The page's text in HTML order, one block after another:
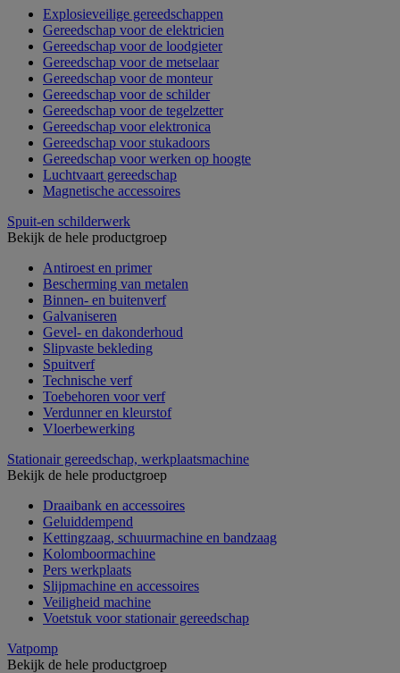
Explosieveilige gereedschappen
Gereedschap voor de elektricien
Gereedschap voor de loodgieter
Gereedschap voor de metselaar
Gereedschap voor de monteur
Gereedschap voor de schilder
Gereedschap voor de tegelzetter
Gereedschap voor elektronica
Gereedschap voor stukadoors
Gereedschap voor werken op hoogte
Luchtvaart gereedschap
Magnetische accessoires
Spuit-en schilderwerk
Bekijk de hele productgroep
Antiroest en primer
Bescherming van metalen
Binnen- en buitenverf
Galvaniseren
Gevel- en dakonderhoud
Slipvaste bekleding
Spuitverf
Technische verf
Toebehoren voor verf
Verdunner en kleurstof
Vloerbewerking
Stationair gereedschap, werkplaatsmachine
Bekijk de hele productgroep
Draaibank en accessoires
Geluiddempend
Kettingzaag, schuurmachine en bandzaag
Kolomboormachine
Pers werkplaats
Slijpmachine en accessoires
Veiligheid machine
Voetstuk voor stationair gereedschap
Vatpomp
Bekijk de hele productgroep